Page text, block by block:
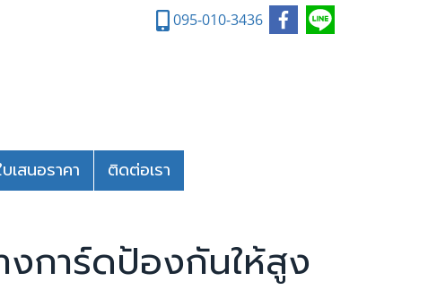
095-010-3436
เสนอราคา ติดต่อเรา
การ์ดป้องกันให้สูง